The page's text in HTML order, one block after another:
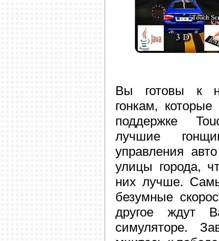
Вы готовы к
гонкам,
поддержке
лучшие
управления
улицы города,
них лучше.
безумные
другое ждут
симуляторе.